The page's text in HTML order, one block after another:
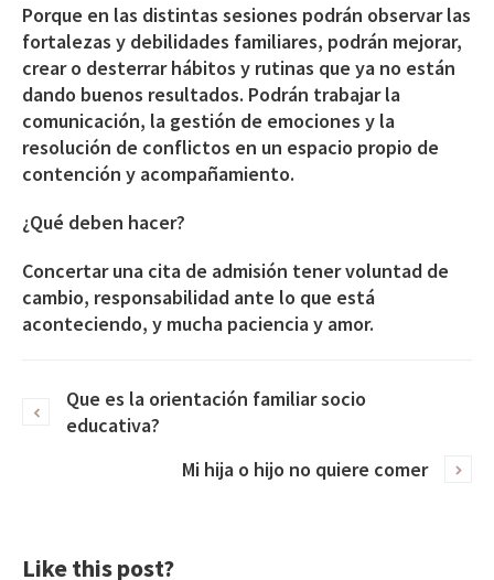
Porque en las distintas sesiones podrán observar las
fortalezas y debilidades familiares, podrán mejorar,
crear o desterrar hábitos y rutinas que ya no están
dando buenos resultados. Podrán trabajar la
comunicación, la gestión de emociones y la
resolución de conflictos en un espacio propio de
contención y acompañamiento.
¿Qué deben hacer?
Concertar una cita de admisión tener voluntad de
cambio, responsabilidad ante lo que está
aconteciendo, y mucha paciencia y amor.
Que es la orientación familiar socio
educativa?
Mi hija o hijo no quiere comer
Like this post?